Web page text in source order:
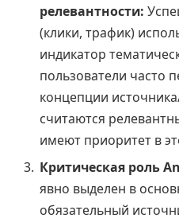
релевантности:
(клики, трафик)
индикатор
пользователи часто
концепции
считаются
имеют приоритет в
Критическая роль
явно выделен в
обязательный